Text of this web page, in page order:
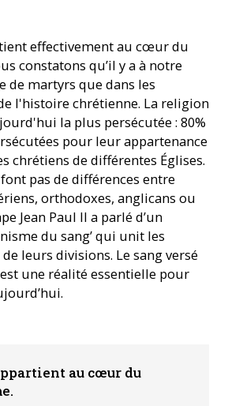
effectivement au cœur du
constatons qu’il y a à notre
de martyrs que dans les
l'histoire chrétienne. La religion
la plus persécutée : 80%
pour leur appartenance
chrétiens de différentes Églises.
pas de différences entre
orthodoxes, anglicans ou
Jean Paul II a parlé d’un
du sang’ qui unit les
leurs divisions. Le sang versé
une réalité essentielle pour
au cœur du